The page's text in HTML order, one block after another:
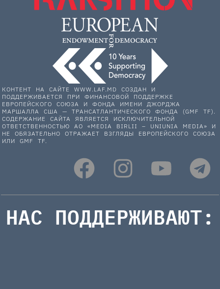
КОНТЕНТ НА САЙТЕ WWW.LAF.MD СОЗДАН И
ПОДДЕРЖИВАЕТСЯ ПРИ ФИНАНСОВОЙ ПОДДЕРЖКЕ
ЕВРОПЕЙСКОГО СОЮЗА И ФОНДА ИМЕНИ ДЖОРДЖА
МАРШАЛЛА США — ТРАНСАТЛАНТИЧЕСКОГО ФОНДА (GMF TF).
СОДЕРЖАНИЕ САЙТА ЯВЛЯЕТСЯ ИСКЛЮЧИТЕЛЬНОЙ
ОТВЕТСТВЕННОСТЬЮ АО «MEDIA BIRLII – UNIUNIA MEDIA» И
НЕ ОБЯЗАТЕЛЬНО ОТРАЖАЕТ ВЗГЛЯДЫ ЕВРОПЕЙСКОГО СОЮЗА
ИЛИ GMF TF.
НАС ПОДДЕРЖИВАЮТ: